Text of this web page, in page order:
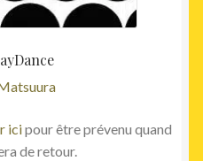
icipour être prévenu quand
de retour.